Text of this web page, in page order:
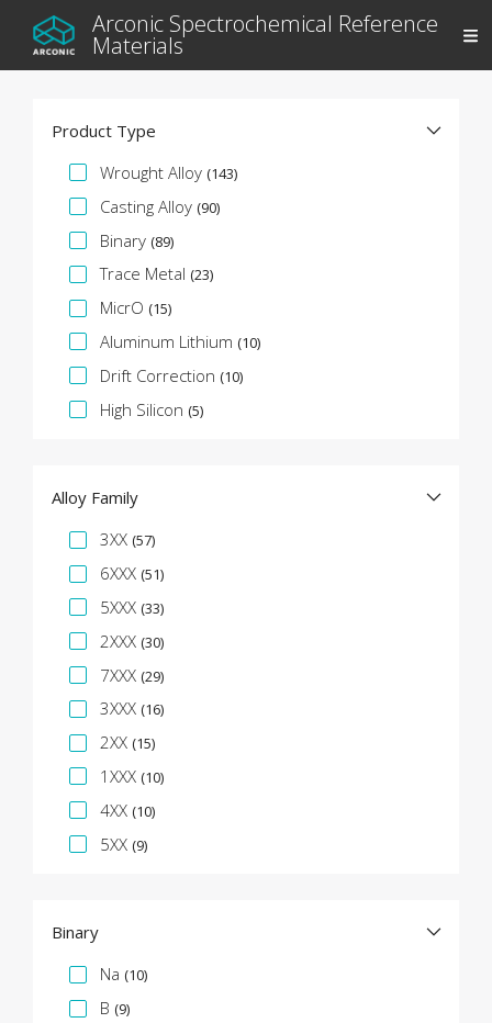
Arconic Spectrochemical Reference
Materials
Product Type
Specifikációs fazetta
Wrought Alloy (143)
Casting Alloy (90)
Binary (89)
Trace Metal (23)
MicrO (15)
Aluminum Lithium (10)
Drift Correction (10)
High Silicon (5)
Alloy Family
Specifikációs fazetta
3XX (57)
6XXX (51)
5XXX (33)
2XXX (30)
7XXX (29)
3XXX (16)
2XX (15)
1XXX (10)
4XX (10)
5XX (9)
Binary
Specifikációs fazetta
Na (10)
B (9)